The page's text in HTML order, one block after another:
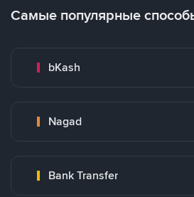
Самые популярные
bKash
Nagad
Bank Transfer